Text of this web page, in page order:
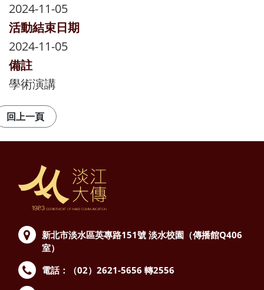
2024-11-05
活動結束日期
2024-11-05
備註
學術演講
新北市淡水區英專路151號 淡水校園（傳播館Q406
室）
電話：（02）2621-5656 轉2556